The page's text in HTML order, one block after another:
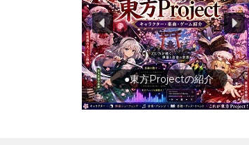
●東方Projectの紹介